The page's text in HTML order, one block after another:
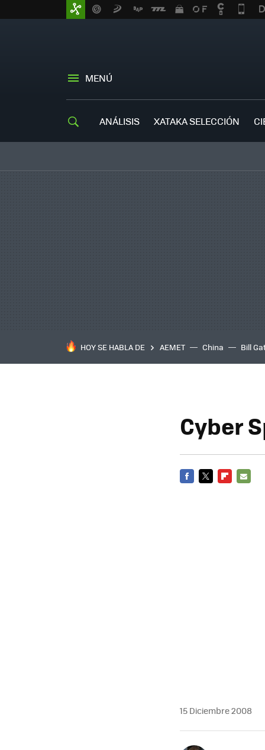
MENÚ
ANÁLISIS XATAKA SELECCIÓN
HOY SE HABLA DE AEMET China Bill
Cyber
15 Diciembre 2008